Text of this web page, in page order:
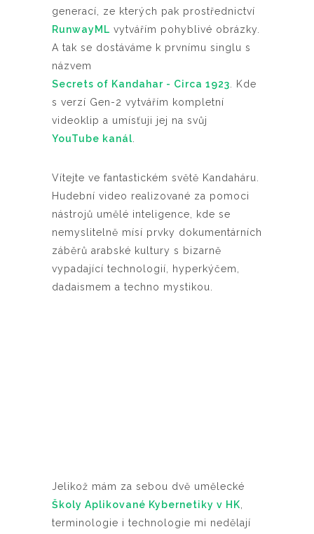
generací, ze kterých pak prostřednictví
RunwayML vytvářím pohyblivé obrázky.
A tak se dostáváme k prvnímu singlu s
názvem
Secrets of Kandahar - Circa 1923 . Kde
s verzí Gen-2 vytvářím kompletní
videoklip a umísťuji jej na svůj
YouTube kanál
Vítejte ve fantastickém světě Kandaháru.
Hudební video realizované za pomoci
nástrojů umělé inteligence, kde se
nemyslitelně mísí prvky dokumentárních
záběrů arabské kultury s bizarně
vypadající technologií, hyperkýčem,
dadaismem a techno mystikou.
Jelikož mám za sebou dvě umělecké
Školy Aplikované Kybernetiky v HK
terminologie i technologie mi nedělají